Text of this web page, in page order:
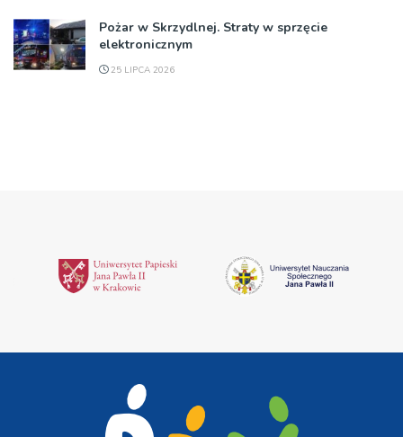
Pożar w Skrzydlnej. Straty w sprzęcie
elektronicznym
25 LIPCA 2026